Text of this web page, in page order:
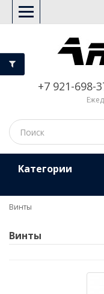
+7 921-698-
Kатегории
Винты
Винты